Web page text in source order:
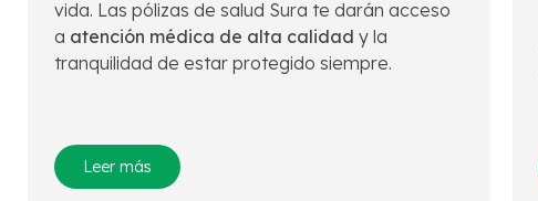
vida. Las pólizas de salud Sura te darán acceso
a atención médica de alta calidad y la
tranquilidad de estar protegido siempre.
Leer más